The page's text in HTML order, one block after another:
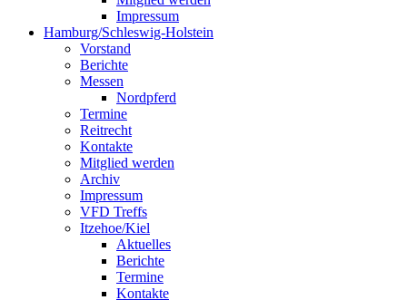
Impressum
Hamburg/Schleswig-Holstein
Vorstand
Berichte
Messen
Nordpferd
Termine
Reitrecht
Kontakte
Mitglied werden
Archiv
Impressum
VFD Treffs
Itzehoe/Kiel
Aktuelles
Berichte
Termine
Kontakte